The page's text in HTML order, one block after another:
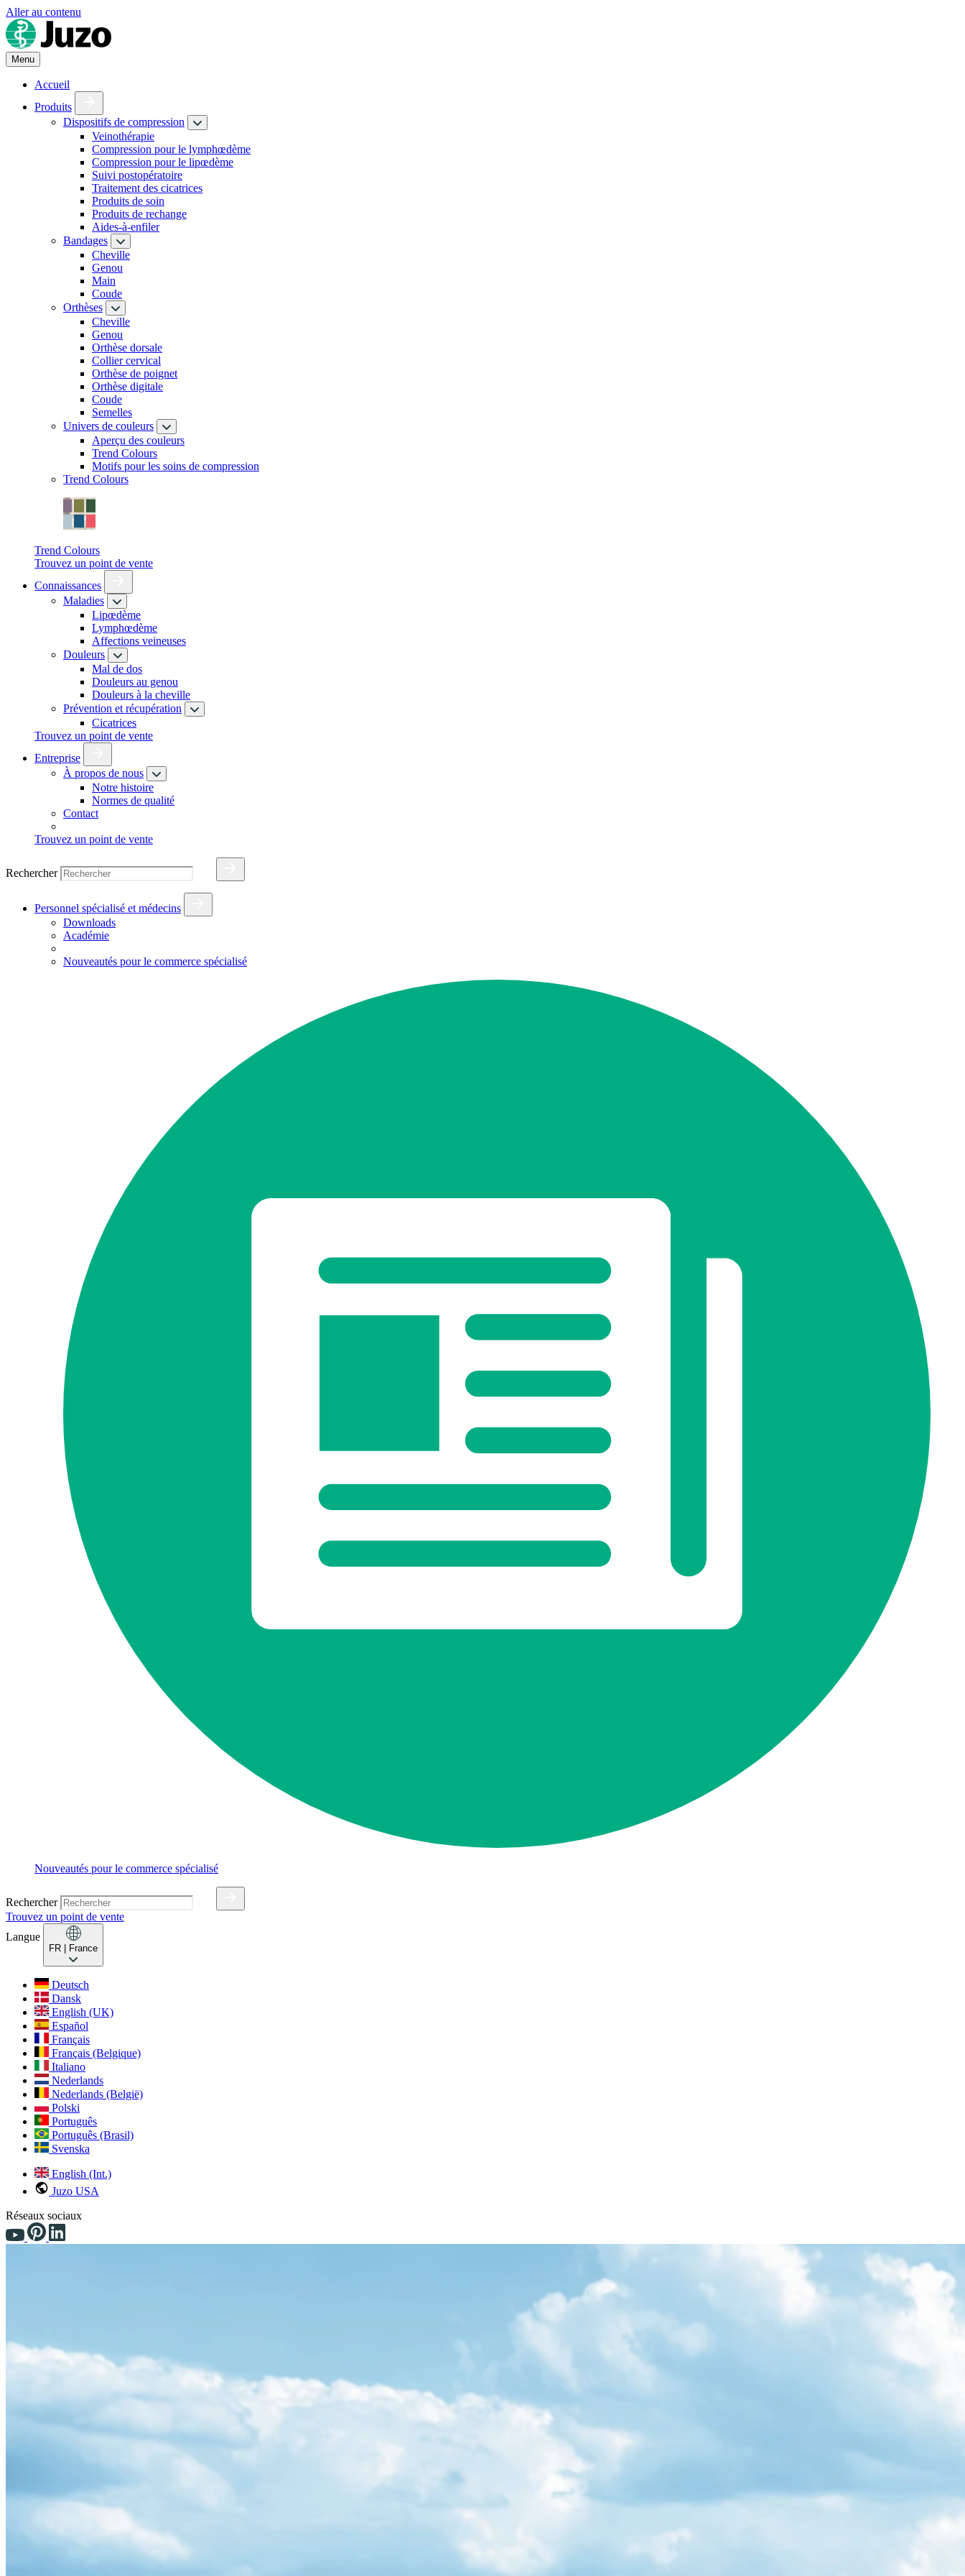
Aller au contenu
Menu
Accueil
Produits
Dispositifs de compression
Veinothérapie
Compression pour le lymphœdème
Compression pour le lipœdème
Suivi postopératoire
Traitement des cicatrices
Produits de soin
Produits de rechange
Aides-à-enfiler
Bandages
Cheville
Genou
Main
Coude
Orthèses
Cheville
Genou
Orthèse dorsale
Collier cervical
Orthèse de poignet
Orthèse digitale
Coude
Semelles
Univers de couleurs
Aperçu des couleurs
Trend Colours
Motifs pour les soins de compression
Trend Colours
Trend Colours
Trouvez un point de vente
Connaissances
Maladies
Lipœdème
Lymphœdème
Affections veineuses
Douleurs
Mal de dos
Douleurs au genou
Douleurs à la cheville
Prévention et récupération
Cicatrices
Trouvez un point de vente
Entreprise
À propos de nous
Notre histoire
Normes de qualité
Contact
Trouvez un point de vente
Rechercher
Personnel spécialisé et médecins
Downloads
Académie
Nouveautés pour le commerce spécialisé
Nouveautés pour le commerce spécialisé
Rechercher
Trouvez un point de vente
Langue
FR | France
Deutsch
Dansk
English (UK)
Español
Français
Français (Belgique)
Italiano
Nederlands
Nederlands (België)
Polski
Português
Português (Brasil)
Svenska
English (Int.)
Juzo USA
Réseaux sociaux